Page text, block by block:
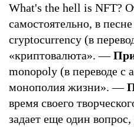
What's the hell is NFT?
самостоятельно, в песне
cryptocurrency (в
«криптовалюта». —
monopoly (в переводе с
монополия жизни». —
время своего
задает еще один